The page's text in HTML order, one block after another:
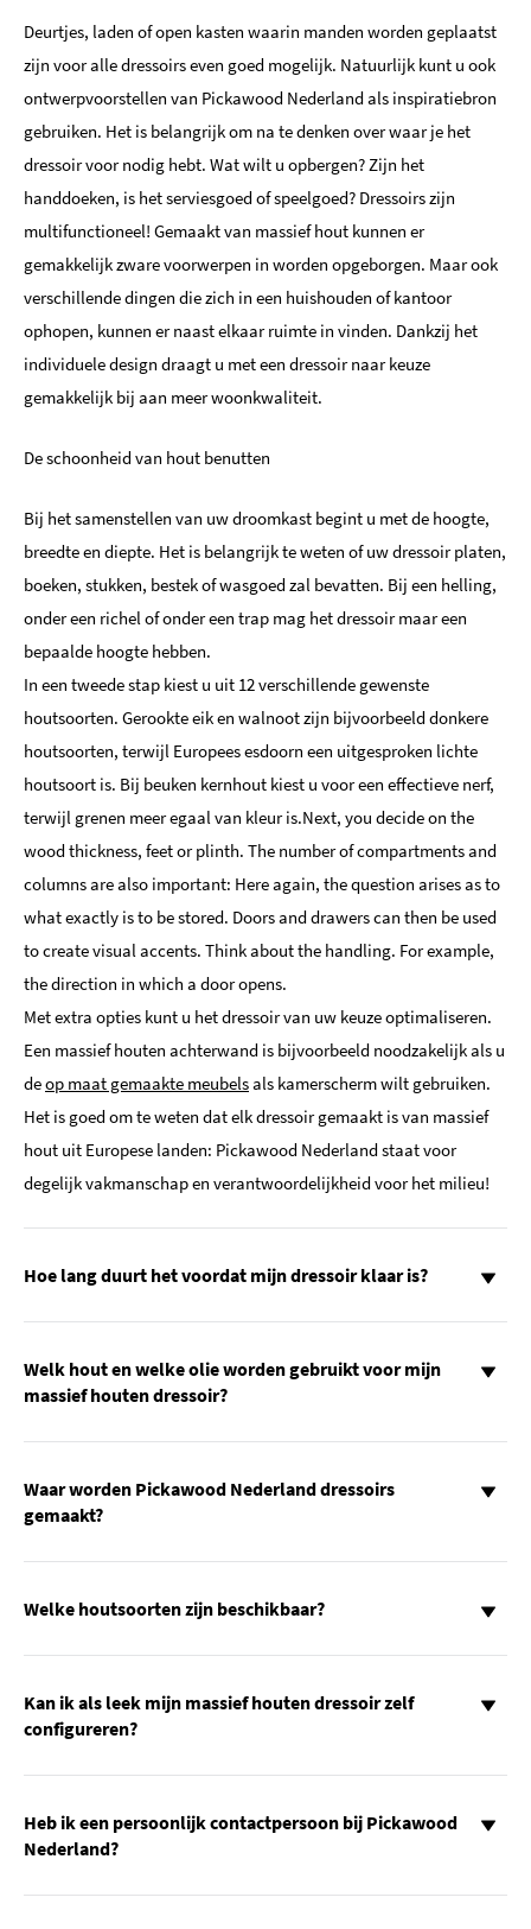
Deurtjes, laden of open kasten waarin manden worden geplaatst
zijn voor alle dressoirs even goed mogelijk. Natuurlijk kunt u ook
ontwerpvoorstellen van Pickawood Nederland als inspiratiebron
gebruiken. Het is belangrijk om na te denken over waar je het
dressoir voor nodig hebt. Wat wilt u opbergen? Zijn het
handdoeken, is het serviesgoed of speelgoed? Dressoirs zijn
multifunctioneel! Gemaakt van massief hout kunnen er
gemakkelijk zware voorwerpen in worden opgeborgen. Maar ook
verschillende dingen die zich in een huishouden of kantoor
ophopen, kunnen er naast elkaar ruimte in vinden. Dankzij het
individuele design draagt u met een dressoir naar keuze
gemakkelijk bij aan meer woonkwaliteit.
De schoonheid van hout benutten
Bij het samenstellen van uw droomkast begint u met de hoogte,
breedte en diepte. Het is belangrijk te weten of uw dressoir platen,
boeken, stukken, bestek of wasgoed zal bevatten. Bij een helling,
onder een richel of onder een trap mag het dressoir maar een
bepaalde hoogte hebben.
In een tweede stap kiest u uit 12 verschillende gewenste
houtsoorten. Gerookte eik en walnoot zijn bijvoorbeeld donkere
houtsoorten, terwijl Europees esdoorn een uitgesproken lichte
houtsoort is. Bij beuken kernhout kiest u voor een effectieve nerf,
terwijl grenen meer egaal van kleur is.Next, you decide on the
wood thickness, feet or plinth. The number of compartments and
columns are also important: Here again, the question arises as to
what exactly is to be stored. Doors and drawers can then be used
to create visual accents. Think about the handling. For example,
the direction in which a door opens.
Met extra opties kunt u het dressoir van uw keuze optimaliseren.
Een massief houten achterwand is bijvoorbeeld noodzakelijk als u
deop maat gemaakte meubelsals kamerscherm wilt gebruiken.
Het is goed om te weten dat elk dressoir gemaakt is van massief
hout uit Europese landen: Pickawood Nederland staat voor
degelijk vakmanschap en verantwoordelijkheid voor het milieu!
Hoe lang duurt het voordat mijn dressoir klaar is?
Welk hout en welke olie worden gebruikt voor mijn
massief houten dressoir?
Waar worden Pickawood Nederland dressoirs
gemaakt?
Welke houtsoorten zijn beschikbaar?
Kan ik als leek mijn massief houten dressoir zelf
configureren?
Heb ik een persoonlijk contactpersoon bij Pickawood
Nederland?